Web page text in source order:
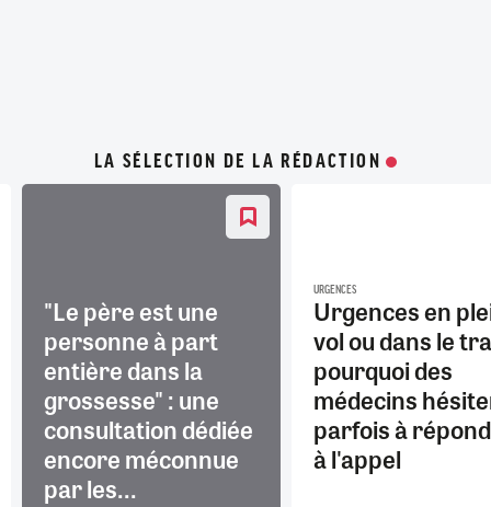
LA SÉLECTION DE LA RÉDACTION
"Le père est une
personne à part
entière dans la
grossesse" : une
consultation dédiée
encore méconnue
par les...
URGENCES
Urgences en
vol ou dans le
pourquoi des
médecins
parfois à
à l'appel